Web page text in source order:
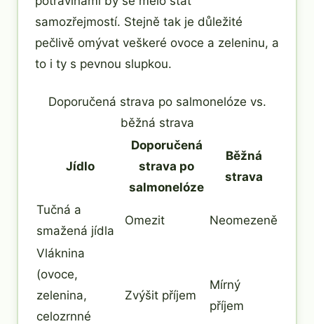
samozřejmostí. Stejně tak je důležité
pečlivě omývat veškeré ovoce a zeleninu, a
to i ty s pevnou slupkou.
Doporučená strava po salmonelóze vs.
běžná strava
Jídlo
Doporučená
strava po
salmonelóze
Běžná
strava
Tučná a
smažená jídla
Omezit Neomezeně
Vláknina
(ovoce,
zelenina,
celozrnné
Zvýšit příjem
Mírný
příjem